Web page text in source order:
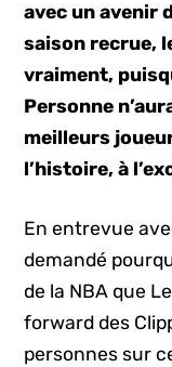
avec un avenir
saison recrue,
vraiment,
Personne
meilleurs
l’histoire, à
En entrevue
demandé
de la NBA que
forward des
personnes sur